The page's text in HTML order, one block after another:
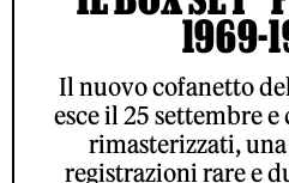
1969-
Il nuovo cofanetto
esce il 25 settembre
rimasterizzati,
registrazioni rare e